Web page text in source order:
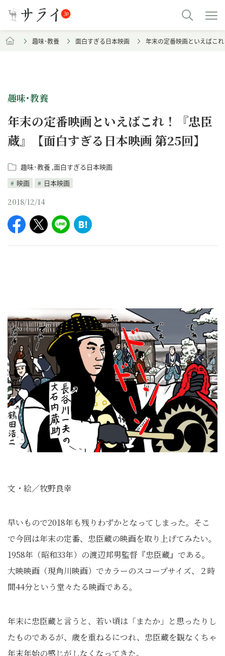
趣味･教養 面白すぎる日本映画 年末の定番映画といえばこ
趣味･教養
年末の定番映画といえばこれ！『忠臣
蔵』【面白すぎる日本映画 第25回】
趣味･教養 面白すぎる日本映画
映画
日本映画
2018/12/14
文・絵／牧野良幸
早いもので2018年も残りわずかとなってしまった。そこ
で今回は年末の定番、忠臣蔵の映画を取り上げてみたい。
1958年（昭和33年）の渡辺邦男監督『忠臣蔵』である。
大映映画（現角川映画）でカラーのスコープサイズ、２時
間44分という堂々たる映画である。
年末に忠臣蔵と言うと、若い頃は「またか」と思ったりし
たものであるが、歳を重ねるにつれ、忠臣蔵を観なくちゃ
年末年始の感じがしなくなってきた。